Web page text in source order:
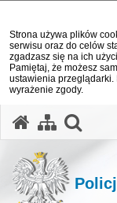
Strona używa plików
serwisu oraz do celów
zgadzasz się na ich
Pamiętaj, że możesz
ustawienia
wyrażenie zgody.